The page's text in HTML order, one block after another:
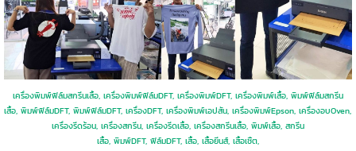
เครื่องพิมพ์ฟิล์มสกรีนเสื้อ, เครื่องพิมพ์ฟิล์มDFT, เครื่องพิมพ์DFT, เครื่องพิมพ์เสื้อ, พิมพ์ฟิล์มสกรีน
เสื้อ, พิมพ์ฟิล์มDFT, พิมพ์ฟิล์มDFT, เครื่องDFT, เครื่องพิมพ์เอปสัน, เครื่องพิมพ์Epson, เครื่องอบOven,
เครื่องรีดร้อน, เครื่องสกรีน, เครื่องรีดเสื้อ, เครื่องสกรีนเสื้อ, พิมพ์เสื้อ, สกรีน
เสื้อ, พิมพ์DFT, ฟิล์มDFT, เสื้อ, เสื้อยีนส์, เสื้อเชิ้ต,